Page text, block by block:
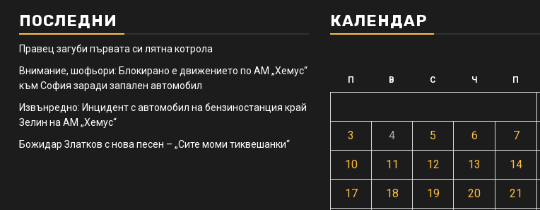
ПОСЛЕДНИ
Правец загуби първата си лятна котрола
Внимание, шофьори: Блокирано е движението по АМ „Хемус“
към София заради запален автомобил
Извънредно: Инцидент с автомобил на бензиностанция край
Зелин на АМ „Хемус“
Божидар Златков с нова песен – „Сите моми тиквешанки“
КАЛЕНДАР
П В С Ч П
3 4 5 6 7
10 11 12 13 14
17 18 19 20 21